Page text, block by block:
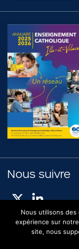
Nous suivre
Nous utilisons des
expérience sur
site, nous